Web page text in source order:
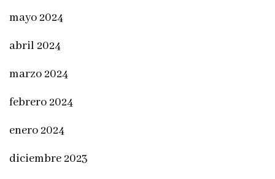
mayo 2024
abril 2024
marzo 2024
febrero 2024
enero 2024
diciembre 2023